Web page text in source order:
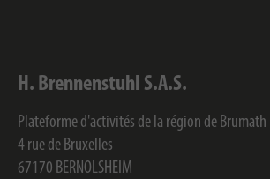
H. Brennenstuhl S.A.S.
Plateforme d'activités de la région de Brumath
4 rue de Bruxelles
67170 BERNOLSHEIM